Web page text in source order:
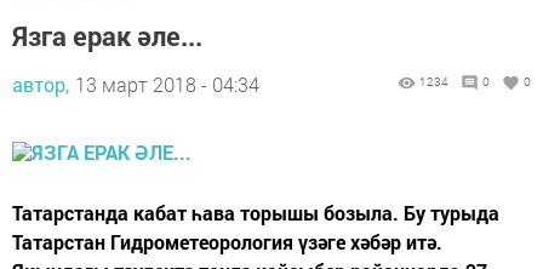
Язга ерак әле...
автор, 13 март 2018 - 04:34 1234 0 0
Татарстанда кабат һава торышы бозыла. Бу турыда
Татарстан Гидрометеорология үзәге хәбәр итә.